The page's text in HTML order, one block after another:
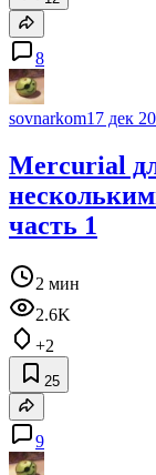
8
sovnarkom17 дек
Mercurial
часть 1
2 мин
2.6K
+2
25
9